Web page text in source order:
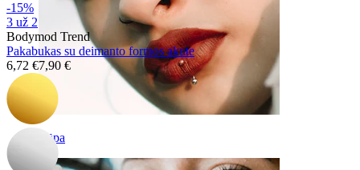
Lūpa
-15%
3 už 2
Bodymod Trend
Pakabukas su deimanto formos akute
6,72 €7,90 €